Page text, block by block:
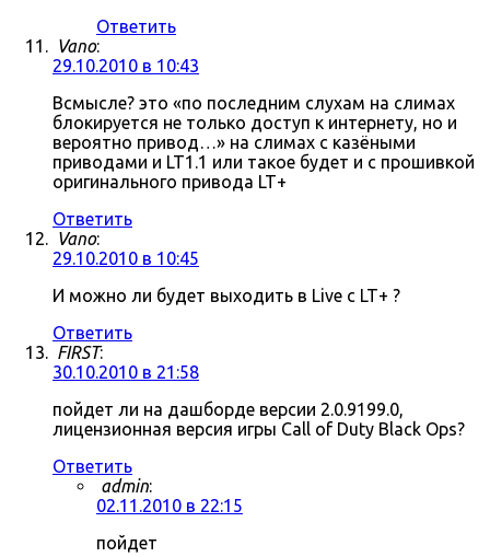
Ответить
Vano:
29.10.2010 в 10:43
Всмысле? это «по последним слухам на слимах
блокируется не только доступ к интернету, но и
вероятно привод…» на слимах с казёными
приводами и LT1.1 или такое будет и с прошивкой
оригинального привода LT+
Ответить
Vano:
29.10.2010 в 10:45
И можно ли будет выходить в Live c LT+ ?
Ответить
FIRST:
30.10.2010 в 21:58
пойдет ли на дашборде версии 2.0.9199.0,
лицензионная версия игры Call of Duty Black Ops?
Ответить
admin:
02.11.2010 в 22:15
пойдет